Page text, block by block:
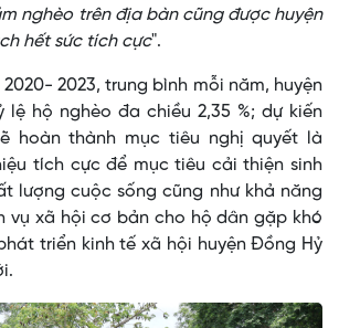
nghèo trên địa bàn cũng được huyện
hết sức tích cực".
2023, trung bình mỗi năm, huyện
hộ nghèo đa chiều 2,35 %; dự kiến
hoàn thành mục tiêu nghị quyết là
tích cực để mục tiêu cải thiện sinh
lượng cuộc sống cũng như khả năng
vụ xã hội cơ bản cho hộ dân gặp khó
triển kinh tế xã hội huyện Đồng Hỷ